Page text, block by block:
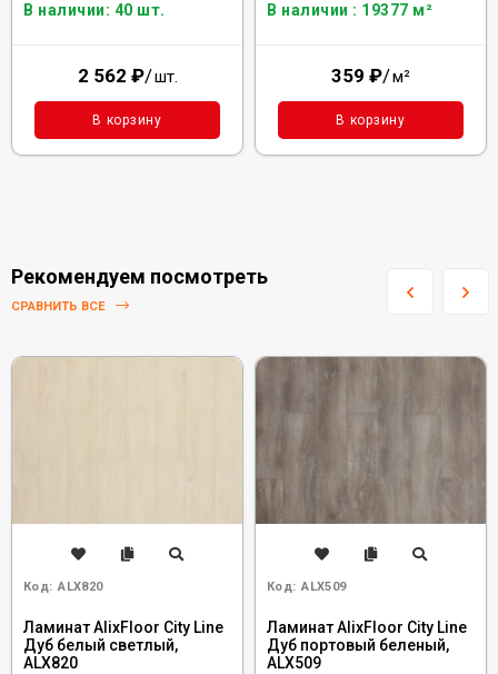
В наличии: 40 шт.
2 562 ₽/шт.
В корзину
В наличии : 19377 м²
359 ₽/м²
В корзину
Рекомендуем посмотреть
СРАВНИТЬ ВСЕ
Код: ALX820
Ламинат AlixFloor City Line
Дуб белый светлый,
ALX820
Код: ALX509
Ламинат AlixFloor City Line
Дуб портовый беленый,
ALX509